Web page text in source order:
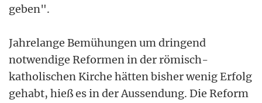
geben".
Jahrelange Bemühungen um dringend
notwendige Reformen in der römisch-
katholischen Kirche hätten bisher wenig Erfolg
gehabt, hieß es in der Aussendung. Die Reform